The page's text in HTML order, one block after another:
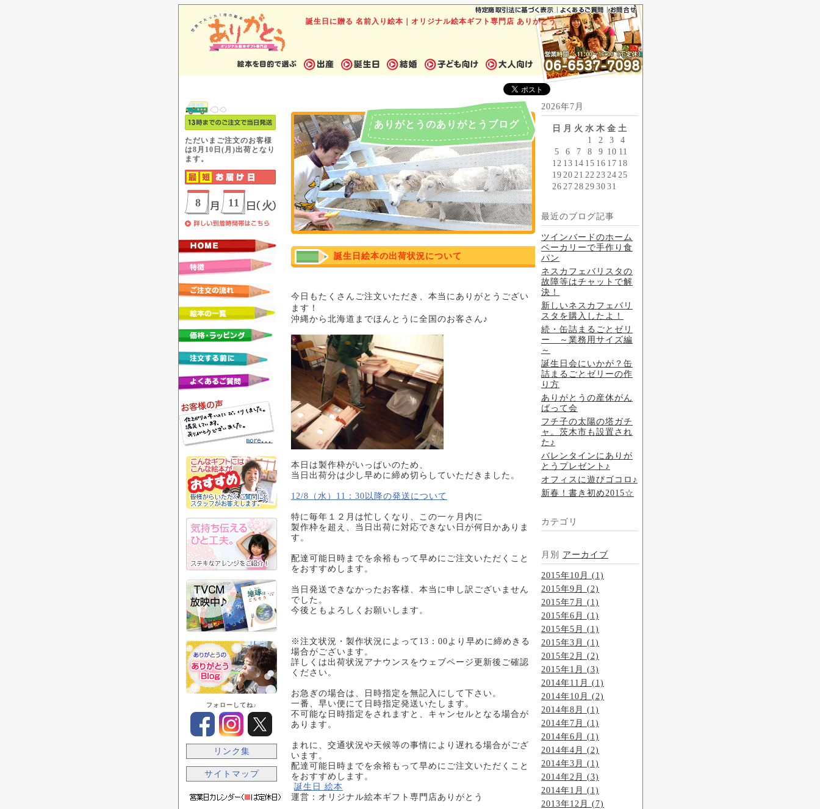
誕生日に贈る 名前入り絵本｜オリジナル絵本ギフト専門店 ありがとう
フォローしてね♪
リンク集
サイトマップ
ありがとうのありがとうブログ
誕生日絵本の出荷状況について
今日もたくさんご注文いただき、本当にありがとうござい
ます！
沖縄から北海道までほんとうに全国のお客さん♪
本日は製作枠がいっぱいのため、
当日出荷分は少し早めに締め切らしていただきました。
12/8（水）11：30以降の発送について
特に毎年１２月は忙しくなり、この一ヶ月内に
製作枠を超え、当日出荷に対応できない日が何日かありま
す。
配達可能日時までを余裕もって早めにご注文いただくこと
をおすすめします。
当日発送できなかったお客様、本当に申し訳ございません
でした。
今後ともよろしくお願いします。
※注文状況・製作状況によって13：00より早めに締めきる
場合がございます。
詳しくは出荷状況アナウンスをウェブページ更新後ご確認
ください。
お急ぎの場合は、日時指定を無記入にして下さい。
一番、早い便にて日時指定発送いたします。
不可能な日時指定をされますと、キャンセルとなる場合が
あります。
まれに、交通状況や天候等の事情により遅れる場合がござ
います。
配達可能日時までを余裕もって早めにご注文いただくこと
をおすすめします。
誕生日 絵本
運営：オリジナル絵本ギフト専門店ありがとう
2026年7月
日 月 火 水 木 金 土
1
2 3
4
5
6 7 8 9 10 11
12 13 14 15 16 17 18
19 20 21 22 23 24 25
26 27 28 29 30 31
最近のブログ記事
ツインバードのホーム
ベーカリーで手作り食
パン
ネスカフェバリスタの
故障等はチャットで解
決！
新しいネスカフェバリ
スタを購入したよ！
続・缶詰まるごとゼリ
ー ～業務用サイズ編
～
誕生日会にいかが？缶
詰まるごとゼリーの作
り方
ありがとうの産休がん
ばって会
フチ子の太陽の塔ガチ
ャ。茨木市も設置され
た♪
バレンタインにありが
とうプレゼント♪
オフィスに遊びゴコロ♪
新春！書き初め2015☆
カテゴリ
月別 アーカイブ
2015年10月 (1)
2015年9月 (2)
2015年7月 (1)
2015年6月 (1)
2015年5月 (1)
2015年3月 (1)
2015年2月 (2)
2015年1月 (3)
2014年11月 (1)
2014年10月 (2)
2014年8月 (1)
2014年7月 (1)
2014年6月 (1)
2014年4月 (2)
2014年3月 (1)
2014年2月 (3)
2014年1月 (1)
2013年12月 (7)